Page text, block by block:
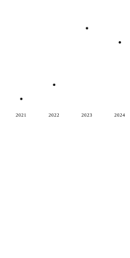
2021 2022 2023 2024